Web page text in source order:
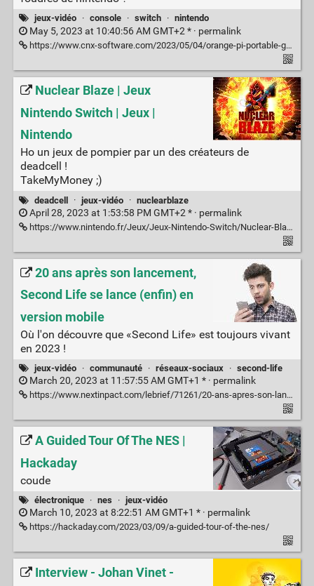
jeux-vidéo · console · switch · nintendo
May 5, 2023 at 10:40:56 AM GMT+2 * · permalink
https://www.cnx-software.com/2023/05/04/orange-pi-portable-gaming-console-with-rockchip-rk3588s-or-amd-ryzen-7-cpu/
Nuclear Blaze | Jeux
Nintendo Switch | Jeux |
Nintendo
Ho un jeux de pompier par un des créateurs de
deadcell !
TakeMyMoney ;)
deadcell · jeux-vidéo · nuclearblaze
April 28, 2023 at 1:53:58 PM GMT+2 * · permalink
https://www.nintendo.fr/Jeux/Jeux-Nintendo-Switch/Nuclear-Blaze-2338837.html#Galerie_m_dia
20 ans après son lancement,
Second Life se lance (enfin) en
version mobile
Où l'on découvre que «Second Life» est toujours vivant
en 2023 !
jeux-vidéo · communauté · réseaux-sociaux · second-life
March 20, 2023 at 11:57:55 AM GMT+1 * · permalink
https://www.nextinpact.com/lebrief/71261/20-ans-apres-son-lancement-second-life-se-lance-enfin-en-version-mobile
A Guided Tour Of The NES |
Hackaday
coude
électronique · nes · jeux-vidéo
March 10, 2023 at 8:22:51 AM GMT+1 * · permalink
https://hackaday.com/2023/03/09/a-guided-tour-of-the-nes/
Interview - Johan Vinet -